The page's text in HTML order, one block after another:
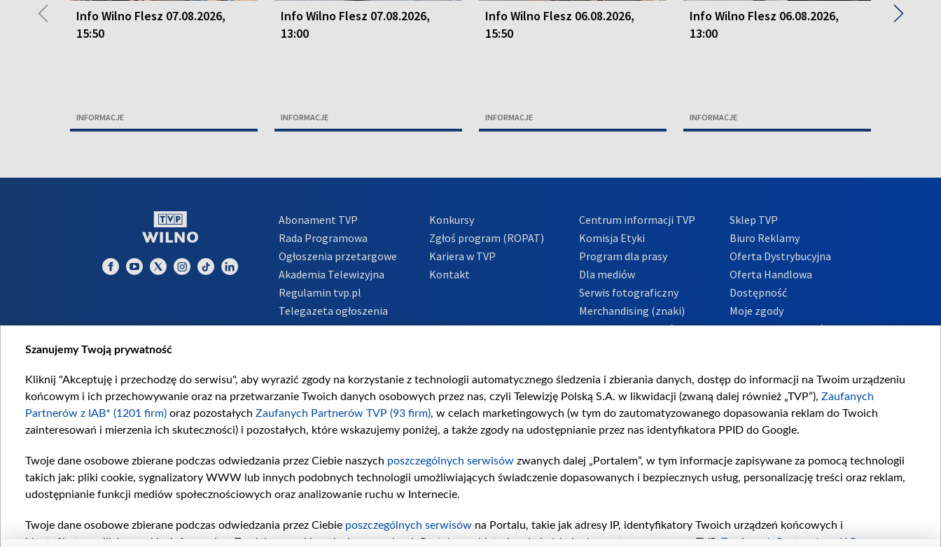
Info Wilno Flesz 07.08.2026,
15:50
INFORMACJE
Info Wilno Flesz 07.08.2026,
13:00
INFORMACJE
Info Wilno Flesz 06.08.2026,
15:50
INFORMACJE
Info Wilno Flesz 06.08.2026,
13:00
INFORMACJE
Info
◀ ▶
Abonament TVP
Rada Programowa
Ogłoszenia przetargowe
Akademia Telewizyjna
Regulamin tvp.pl
Telegazeta ogłoszenia
Informacje o nadawcy
Konkursy
Zgłoś program (ROPAT)
Kariera w TVP
Kontakt
Centrum informacji TVP
Komisja Etyki
Program dla prasy
Dla mediów
Serwis fotograficzny
Merchandising (znaki)
Polityka Prywatności
Sklep TVP
Biuro Reklamy
Oferta Dystrybucyjna
Oferta Handlowa
Dostępność
Moje zgody
Procedura zgłoszeń
Szanujemy Twoją prywatność
Kliknij "Akceptuję i przechodzę do serwisu", aby wyrazić zgody na korzystanie z technologii automatycznego śledzenia i zbierania danych, dostęp do informacji na Twoim urządzeniu
końcowym i ich przechowywanie oraz na przetwarzanie Twoich danych osobowych przez nas, czyli Telewizję Polską S.A. w likwidacji (zwaną dalej również „TVP”), Zaufanych
Partnerów z IAB* (1201 firm) oraz pozostałych Zaufanych Partnerów TVP (93 firm), w celach marketingowych (w tym do zautomatyzowanego dopasowania reklam do Twoich
zainteresowań i mierzenia ich skuteczności) i pozostałych, które wskazujemy poniżej, a także zgody na udostępnianie przez nas identyfikatora PPID do Google.
Twoje dane osobowe zbierane podczas odwiedzania przez Ciebie naszych poszczególnych serwisów zwanych dalej „Portalem”, w tym informacje zapisywane za pomocą technologii
takich jak: pliki cookie, sygnalizatory WWW lub innych podobnych technologii umożliwiających świadczenie dopasowanych i bezpiecznych usług, personalizację treści oraz reklam,
udostępnianie funkcji mediów społecznościowych oraz analizowanie ruchu w Internecie.
Twoje dane osobowe zbierane podczas odwiedzania przez Ciebie poszczególnych serwisów na Portalu, takie jak adresy IP, identyfikatory Twoich urządzeń końcowych i
identyfikatory plików cookie, informacje o Twoich wyszukiwaniach w serwisach Portalu czy historia odwiedzin będą przetwarzane przez TVP, Zaufanych Partnerów z IAB